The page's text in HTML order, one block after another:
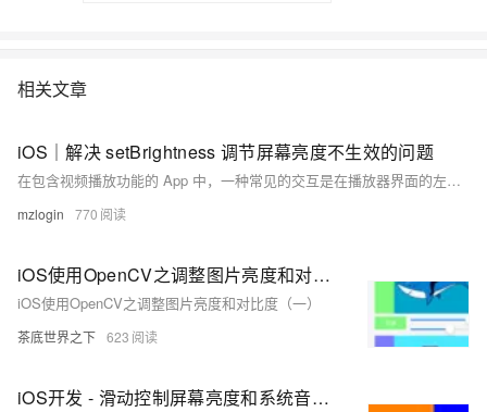
相关文章
iOS｜解决 setBrightness 调节屏幕亮度不生效的问题
在包含视频播放功能的 App 中，一种常见的交互是在播放器界面的左侧上下滑动调节屏幕亮度，右侧上下滑动调节音量。我们的 iOS App 里也是这样设计的，但最近在测试过程中，发现亮度调节不生效了。
mzlogin 770
iOS使用OpenCV之调整图片亮度和对比度（一）
iOS使用OpenCV之调整图片亮度和对比度（一）
茶底世界之下 623
iOS开发 - 滑动控制屏幕亮度和系统音量（附加AVAudioPlayer基本用法和Masonry简单使用）